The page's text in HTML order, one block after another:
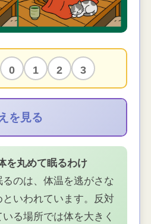
0 1 2 3
を見る
を丸めて眠るわけ
のは、体温を逃がさな
いわれています。反対
る場所では体を大きく